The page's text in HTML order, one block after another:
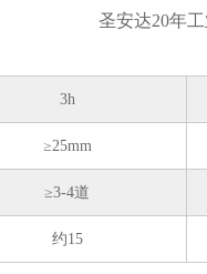
圣安达20年工
3h
≥25mm
≥3-4道
约15